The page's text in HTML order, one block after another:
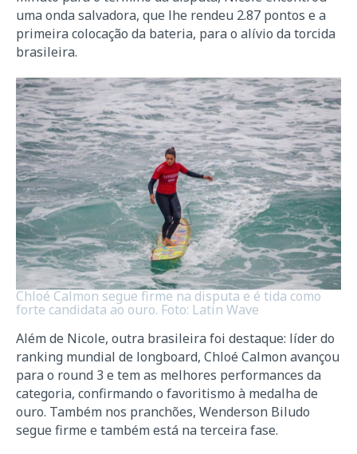
uma onda salvadora, que lhe rendeu 2.87 pontos e a
primeira colocação da bateria, para o alívio da torcida
brasileira.
Chloé Calmon segue firme na disputa e é tida como
forte candidata ao ouro. Foto: Latin Wave
Além de Nicole, outra brasileira foi destaque: líder do
ranking mundial de longboard, Chloé Calmon avançou
para o round 3 e tem as melhores performances da
categoria, confirmando o favoritismo à medalha de
ouro. Também nos pranchões, Wenderson Biludo
segue firme e também está na terceira fase.